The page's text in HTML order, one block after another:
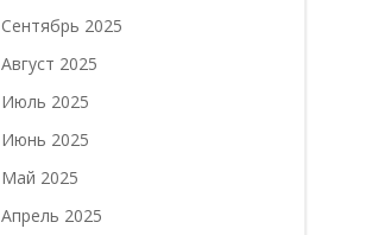
Сентябрь 2025
Август 2025
Июль 2025
Июнь 2025
Май 2025
Апрель 2025